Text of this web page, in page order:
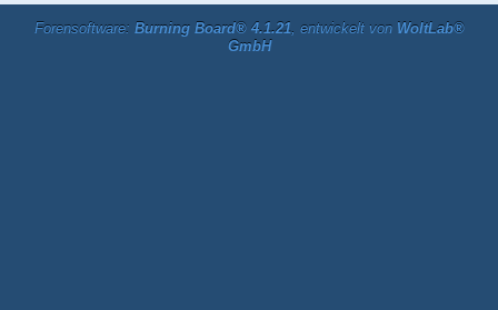
Forensoftware: Burning Board® 4.1.21, entwickelt von WoltLab®
GmbH